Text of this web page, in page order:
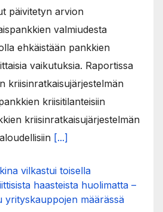
päivitetyn arvion
valmiudesta
ehkäistään pankkien
vaikutuksia. Raportissa
kriisinratkaisujärjestelmän
kriisitilanteisiin
kriisinratkaisujärjestelmän
[...]
vilkastui toisella
haasteista huolimatta –
yrityskauppojen määrässä